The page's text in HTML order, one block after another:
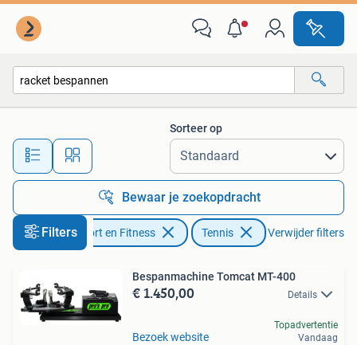
Alle afstanden…
Sorteer op
Bewaar je zoekopdracht
FiltersSport en Fitness Tennis Verwijder filters
Bespanmachine Tomcat MT-400
€ 1.450,00 Details
Bezoek website
Topadvertentie
Vandaag